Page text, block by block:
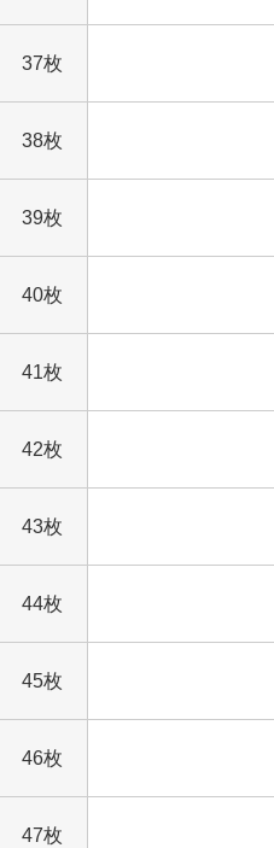
37枚
38枚
39枚
40枚
41枚
42枚
43枚
44枚
45枚
46枚
47枚